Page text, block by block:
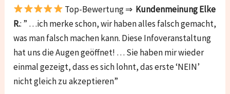
Top-Bewertung ⇒ Kundenmeinung Elke
R.: ” …ich merke schon, wir haben alles falsch gemacht,
was man falsch machen kann. Diese Infoveranstaltung
hat uns die Augen geöffnet! … Sie haben mir wieder
einmal gezeigt, dass es sich lohnt, das erste ‘NEIN’
nicht gleich zu akzeptieren”